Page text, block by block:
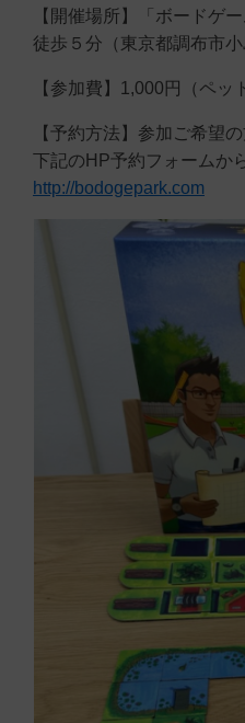
【開催場所】「ボードゲ
徒歩５分（東京都調布市
【参加費】1,000円（ペ
【予約方法】参加ご希望
下記のHP予約フォームか
http://bodogepark.com